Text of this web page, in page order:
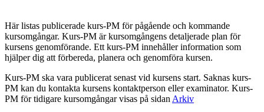
Här listas publicerade kurs-PM för pågående och kommande
kursomgångar. Kurs-PM är kursomgångens detaljerade plan för
kursens genomförande. Ett kurs-PM innehåller information som
hjälper dig att förbereda, planera och genomföra kursen.
Kurs-PM ska vara publicerat senast vid kursens start. Saknas kurs-
PM kan du kontakta kursens kontaktperson eller examinator. Kurs-
PM för tidigare kursomgångar visas på sidan Arkiv